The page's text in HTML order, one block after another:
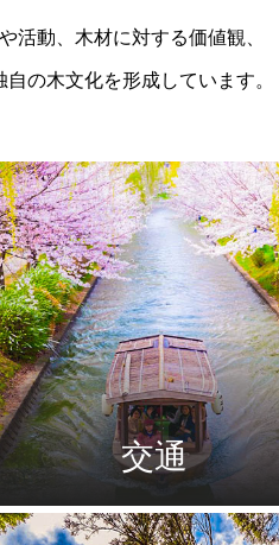
活動、木材に対する価値観、
の木文化を形成しています。
交通